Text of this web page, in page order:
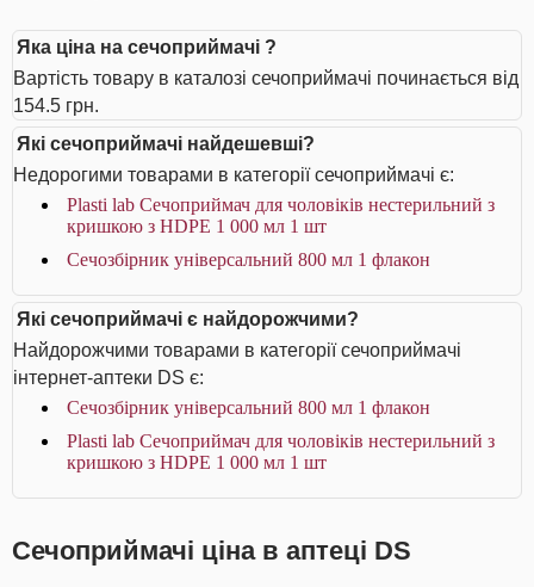
Яка ціна на сечоприймачі ?
Вартість товару в каталозі сечоприймачі починається від
154.5 грн.
Які сечоприймачі найдешевші?
Недорогими товарами в категорії сечоприймачі є:
Plasti lab Сечоприймач для чоловіків нестерильний з
кришкою з HDPE 1 000 мл 1 шт
Сечозбірник універсальний 800 мл 1 флакон
Які сечоприймачі є найдорожчими?
Найдорожчими товарами в категорії сечоприймачі
інтернет-аптеки DS є:
Сечозбірник універсальний 800 мл 1 флакон
Plasti lab Сечоприймач для чоловіків нестерильний з
кришкою з HDPE 1 000 мл 1 шт
Сечоприймачі ціна в аптеці DS